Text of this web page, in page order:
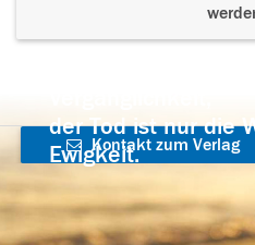
der Tod ist nur die
Ewigkeit.
Kontakt zum Verlag
aufnehmen